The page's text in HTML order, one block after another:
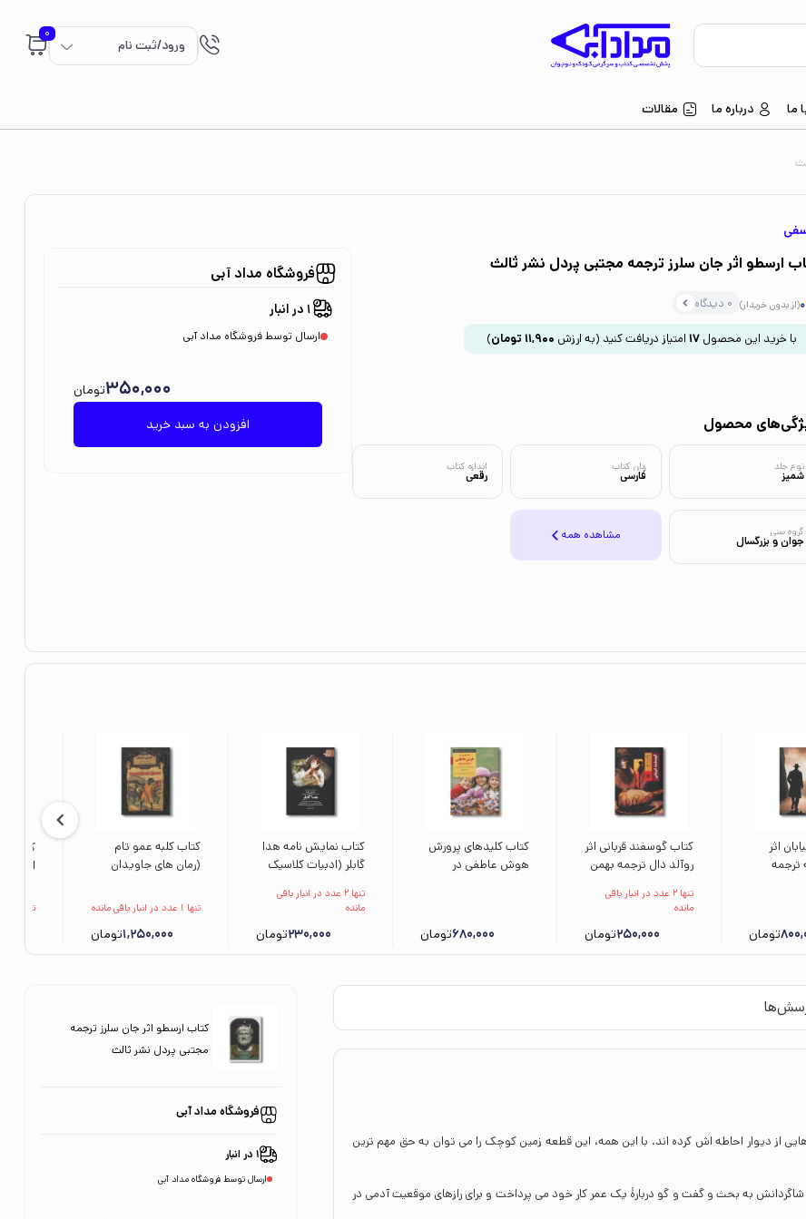
ورود/ثبت نام
0
ما درباره ما مقالات
ارسطو اثر جان سلرز ترجمه مجتبی پردل نشر ثالث
0(از بدون خریدار) 0 دیدگاه
با خرید این محصول17 امتیاز دریافت کنید (به ارزش 11,900 تومان)
محصول
نوع جلد
شمیز
زبان کتاب
فارسی
اندازه کتاب
رقعی
گروه سنی
جوان و بزرگسال مشاهده همه
فروشگاه مداد آبی
1 در انبار
ارسال توسط فروشگاه مداد آبی
افزودن به سبد خرید
350,000تومان
اثر
ترجمه
تومان
کتاب گوسفند قربانی اثر
روآلد دال ترجمه بهمن
جاویدانتنها 2 عدد در انبار باقی
مانده
250,000تومان
کتاب کلیدهای پرورش
هوش عاطفی در
جان گاتمن و جون دکلر
ترجمه فرناز فرود نشر
680,000تومان
کتاب نمایش نامه هدا
گابلر (ادبیات کلاسیک
ایبسن ترجمه مینو
فرهنگی
تنها 2 عدد در انبار باقی
مانده
230,000تومان
کتاب کلبه عمو تام
(رمان های جاویدان
استو ترجمه محسن
تنها 1 عدد در انبار باقی مانده
1,250,000تومان
کتاب
انطون
تنها 2 عدد در انبار باقی مانده
از دیوار احاطه‌ اش کرده‌ اند. با این‌ همه، این قطعه‌ زمین کوچک را می‌ توان به‌ حق مهم‌ ترین
به بحث و گفت‌ و گو دربارۀ یک عمر کار خود می‌ پرداخت و برای رازهای موقعیت آدمی در
کتاب ارسطو اثر جان سلرز ترجمه
مجتبی پردل نشر ثالث
فروشگاه مداد آبی
1 در انبار
ارسال توسط فروشگاه مداد آبی